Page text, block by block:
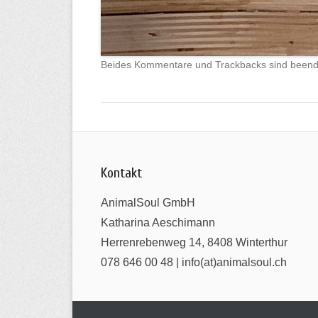
Beides Kommentare und Trackbacks sind
Kontakt
AnimalSoul GmbH
Katharina Aeschimann
Herrenrebenweg 14, 8408 Winterthur
078 646 00 48 | info(at)animalsoul.ch